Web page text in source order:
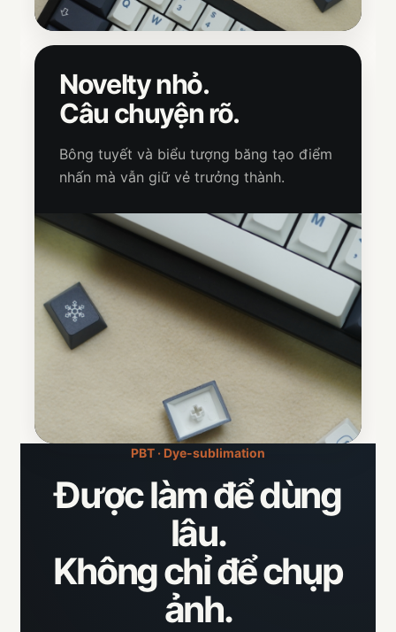
Novelty nhỏ.
Câu chuyện rõ.
Bông tuyết và biểu tượng băng tạo điểm
nhấn mà vẫn giữ vẻ trưởng thành.
PBT · Dye-sublimation
Được làm để dùng
lâu.
Không chỉ để chụp
ảnh.